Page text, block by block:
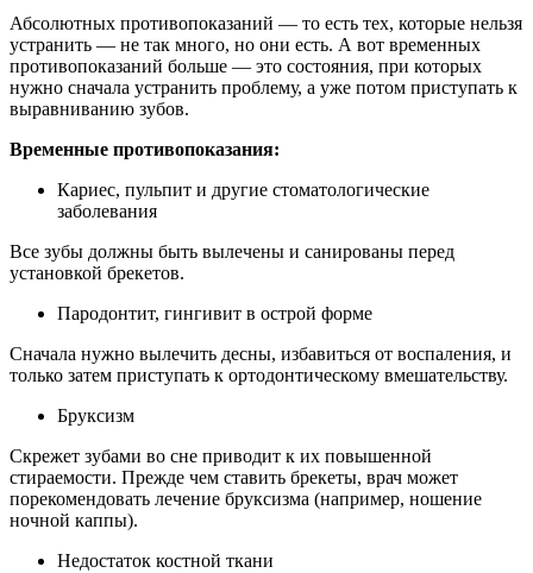
Абсолютных противопоказаний — то есть тех, которые нельзя
устранить — не так много, но они есть. А вот временных
противопоказаний больше — это состояния, при которых
нужно сначала устранить проблему, а уже потом приступать к
выравниванию зубов.
Временные противопоказания:
Кариес, пульпит и другие стоматологические
заболевания
Все зубы должны быть вылечены и санированы перед
установкой брекетов.
Пародонтит, гингивит в острой форме
Сначала нужно вылечить десны, избавиться от воспаления, и
только затем приступать к ортодонтическому вмешательству.
Бруксизм
Скрежет зубами во сне приводит к их повышенной
стираемости. Прежде чем ставить брекеты, врач может
порекомендовать лечение бруксизма (например, ношение
ночной каппы).
Недостаток костной ткани